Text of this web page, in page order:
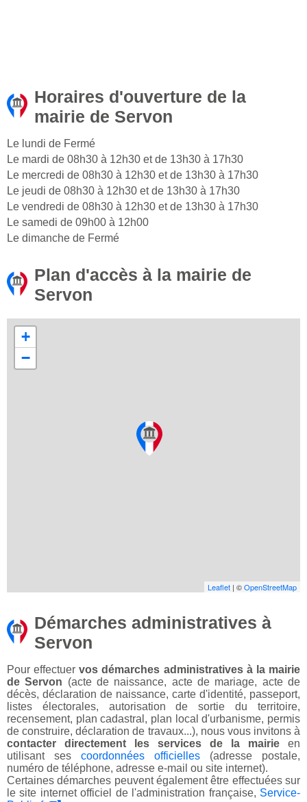
Horaires d'ouverture de la
mairie de Servon
Le lundi de Fermé
Le mardi de 08h30 à 12h30 et de 13h30 à 17h30
Le mercredi de 08h30 à 12h30 et de 13h30 à 17h30
Le jeudi de 08h30 à 12h30 et de 13h30 à 17h30
Le vendredi de 08h30 à 12h30 et de 13h30 à 17h30
Le samedi de 09h00 à 12h00
Le dimanche de Fermé
Plan d'accès à la mairie de
Servon
+
−
Leaflet | ©OpenStreetMap
Démarches administratives à
Servon
Pour effectuervos démarches administratives à la mairie
de Servon (acte de naissance, acte de mariage, acte de
décès, déclaration de naissance, carte d'identité, passeport,
listes électorales, autorisation de sortie du territoire,
recensement, plan cadastral, plan local d'urbanisme, permis
de construire, déclaration de travaux...), nous vous invitons à
contacter directement les services de la mairie en
utilisant ses coordonnées officielles (adresse postale,
numéro de téléphone, adresse e-mail ou site internet).
Certaines démarches peuvent également être effectuées sur
le site internet officiel de l'administration française, Service-